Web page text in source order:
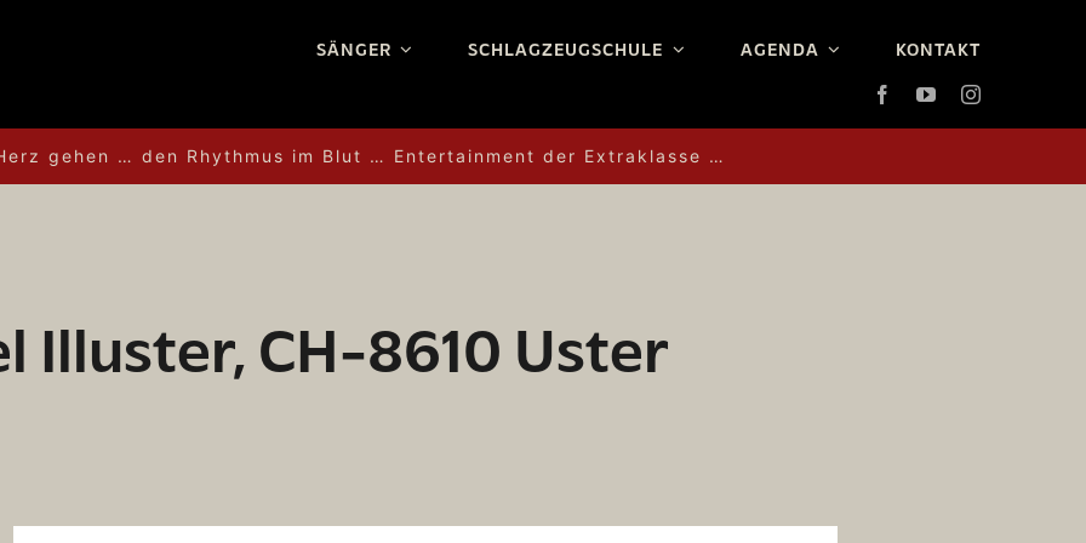
SÄNGER SCHLAGZEUGSCHULE AGENDA KONTAKT
gehen … den Rhythmus im Blut … Entertainment der Extraklasse …
Illuster, CH-8610 Uster